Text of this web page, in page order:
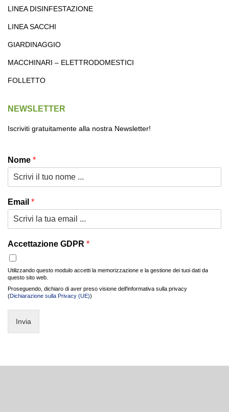
LINEA DISINFESTAZIONE
LINEA SACCHI
GIARDINAGGIO
MACCHINARI – ELETTRODOMESTICI
FOLLETTO
NEWSLETTER
Iscriviti gratuitamente alla nostra Newsletter!
Nome *
Email *
Accettazione GDPR *
Utilizzando questo modulo accetti la memorizzazione e la gestione dei tuoi dati da
questo sito web.
Proseguendo, dichiaro di aver preso visione dell'informativa sulla privacy
(Dichiarazione sulla Privacy (UE))
Invia